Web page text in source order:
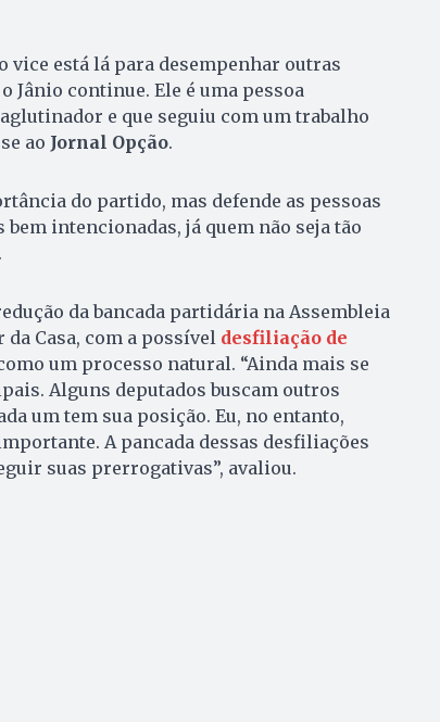
vice está lá para desempenhar outras
Jânio continue. Ele é uma pessoa
e que seguiu com um trabalho
ao Jornal Opção.
do partido, mas defende as pessoas
bem intencionadas, já quem não seja tão
da bancada partidária na Assembleia
Casa, com a possível desfiliação de
um processo natural. “Ainda mais se
Alguns deputados buscam outros
um tem sua posição. Eu, no entanto,
A pancada dessas desfiliações
suas prerrogativas”, avaliou.